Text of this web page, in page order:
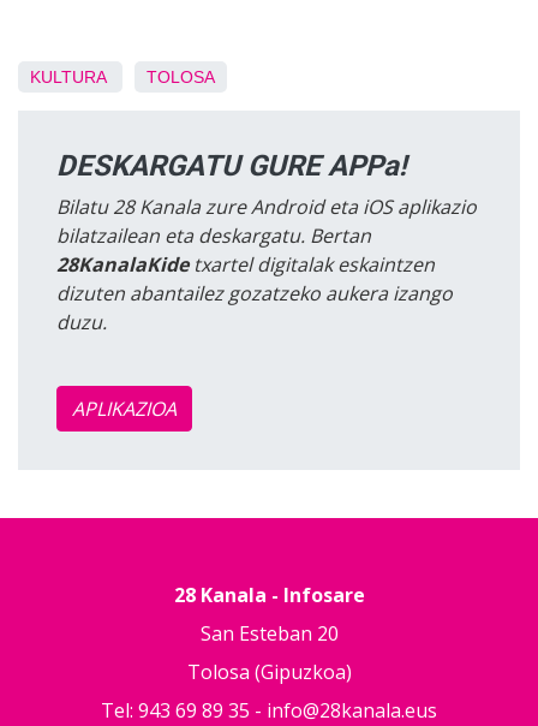
KULTURA TOLOSA
DESKARGATU GURE APPa!
Bilatu 28 Kanala zure Android eta iOS aplikazio
bilatzailean eta deskargatu. Bertan
28KanalaKidetxartel digitalak eskaintzen
dizuten abantailez gozatzeko aukera izango
duzu.
APLIKAZIOA
28 Kanala - Infosare
San Esteban 20
Tolosa (Gipuzkoa)
Tel: 943 69 89 35 - info@28kanala.eus